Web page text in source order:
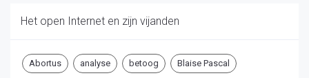
Het open Internet en zijn vijanden
Abortus analyse betoog Blaise Pascal